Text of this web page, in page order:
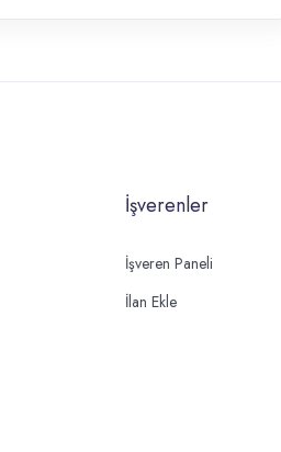
İşverenler
İşveren Paneli
İlan Ekle